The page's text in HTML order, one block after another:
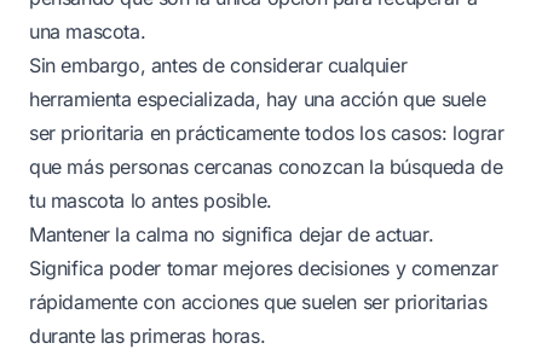
una mascota.
Sin embargo, antes de considerar cualquier
herramienta especializada, hay una acción que suele
ser prioritaria en prácticamente todos los casos: lograr
que más personas cercanas conozcan la búsqueda de
tu mascota lo antes posible.
Mantener la calma no significa dejar de actuar.
Significa poder tomar mejores decisiones y comenzar
rápidamente con acciones que suelen ser prioritarias
durante las primeras horas.